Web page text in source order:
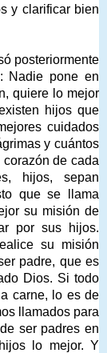
y clarificar bien
posteriormente
Nadie pone en
quiere lo mejor
hijos que
cuidados
y cuántos
de cada
hijos, sepan
que se llama
su misión de
por sus hijos.
su misión
padre, que es
Dios. Si todo
carne, lo es de
llamados para
ser padres en
lo mejor. Y